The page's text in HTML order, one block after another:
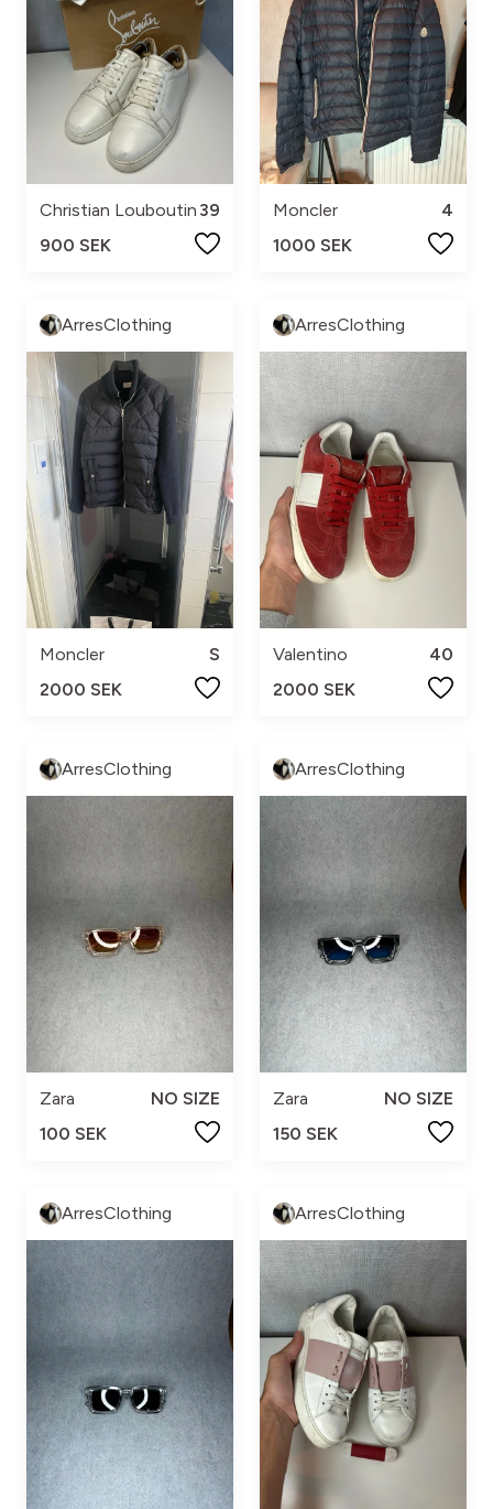
Christian Louboutin 39
900 SEK
Moncler
4
1000 SEK
ArresClothing
Moncler
S
2000 SEK
ArresClothing
Valentino
40
2000 SEK
ArresClothing
Zara
NO SIZE
100 SEK
ArresClothing
Zara
NO SIZE
150 SEK
ArresClothing ArresClothing